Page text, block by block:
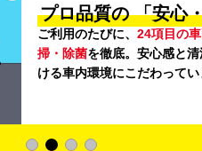
プロ品質の 「安心
ご利用のたびに、 24項目の
掃・除菌を徹底。安心感と
ける車内環境にこだわってい